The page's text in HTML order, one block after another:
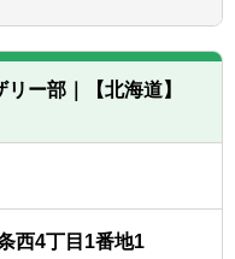
値入力・確認作業等）
ート
リー業務に係るサポート
ー部｜【北海道】
西4丁目1番地1